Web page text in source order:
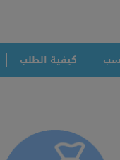
كيفية الطلب